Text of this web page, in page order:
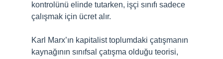
kontrolünü elinde tutarken, işçi sınıfı sadece
çalışmak için ücret alır.
Karl Marx’ın kapitalist toplumdaki çatışmanın
kaynağının sınıfsal çatışma olduğu teorisi,